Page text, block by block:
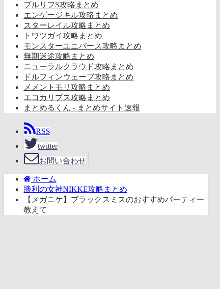
ブルリフS攻略まとめ
エンゲージキル攻略まとめ
スターレイル攻略まとめ
トワツガイ攻略まとめ
モンスターユニバース攻略まとめ
無期迷途攻略まとめ
ニューラルクラウド攻略まとめ
ドルフィンウェーブ攻略まとめ
メメントモリ攻略まとめ
エコカリプス攻略まとめ
まとめるくん - まとめサイト速報
RSS
twitter
お問い合わせ
ホーム
勝利の女神NIKKE攻略まとめ
【メガニケ】ブラックスミスのおすすめパーティー
教えて